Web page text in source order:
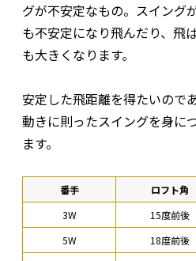
グが不安定なもの。スイング
も不安定になり飛んだり、飛
も大きくなります。
安定した飛距離を得たいので
動きに則ったスイングを身に
ます。
番手 ロフト角
3W
15度前後
5W
18度前後